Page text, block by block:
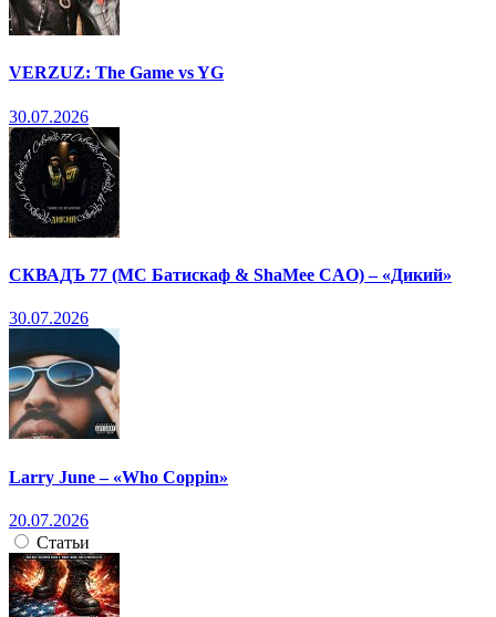
VERZUZ: The Game vs YG
30.07.2026
СКВАДЪ 77 (МС Батискаф & ShaMee CAO) – «Дикий»
30.07.2026
Larry June – «Who Coppin»
20.07.2026
Статьи